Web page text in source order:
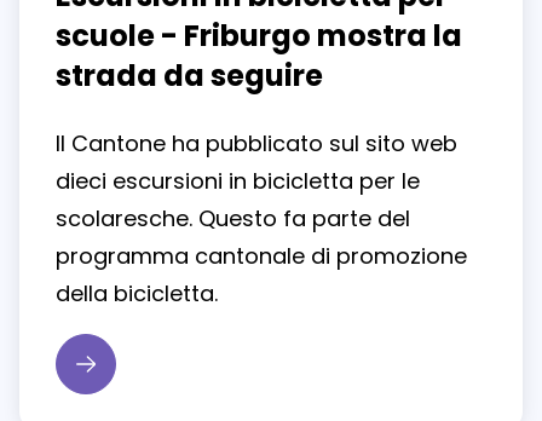
scuole - Friburgo mostra la
strada da seguire
Il Cantone ha pubblicato sul sito web
dieci escursioni in bicicletta per le
scolaresche. Questo fa parte del
programma cantonale di promozione
della bicicletta.